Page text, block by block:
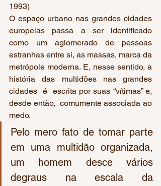
1993)
O espaço urbano nas grandes cidades
europeias passa a ser identificado
como um aglomerado de pessoas
estranhas entre si, as massas, marca da
metrópole moderna. E, nesse sentido, a
história das multidões nas grandes
cidades  é  escrita por suas “vítimas” e,
desde então,  comumente associada ao
medo.
Pelo mero fato de tomar parte
em uma multidão organizada,
um homem desce vários
degraus na escala da